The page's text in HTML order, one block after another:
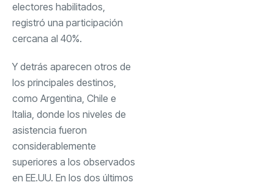
electores habilitados,
registró una participación
cercana al 40%.
Y detrás aparecen otros de
los principales destinos,
como Argentina, Chile e
Italia, donde los niveles de
asistencia fueron
considerablemente
superiores a los observados
en EE.UU. En los dos últimos